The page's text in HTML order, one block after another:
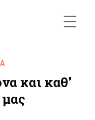
και καθ’